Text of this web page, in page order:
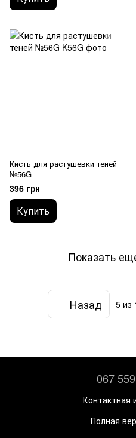
Кисть для растушевки теней
№56G
396 грн
Купить
Показать
Назад 5 из
067
Контактная
Полная